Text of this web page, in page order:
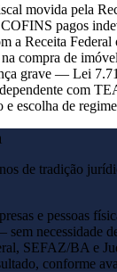
movida pela
pagos
a Receita
compra de
grave — Lei
com
escolha de
de tradição
e pessoas
necessidade
SEFAZ/BA e
conforme